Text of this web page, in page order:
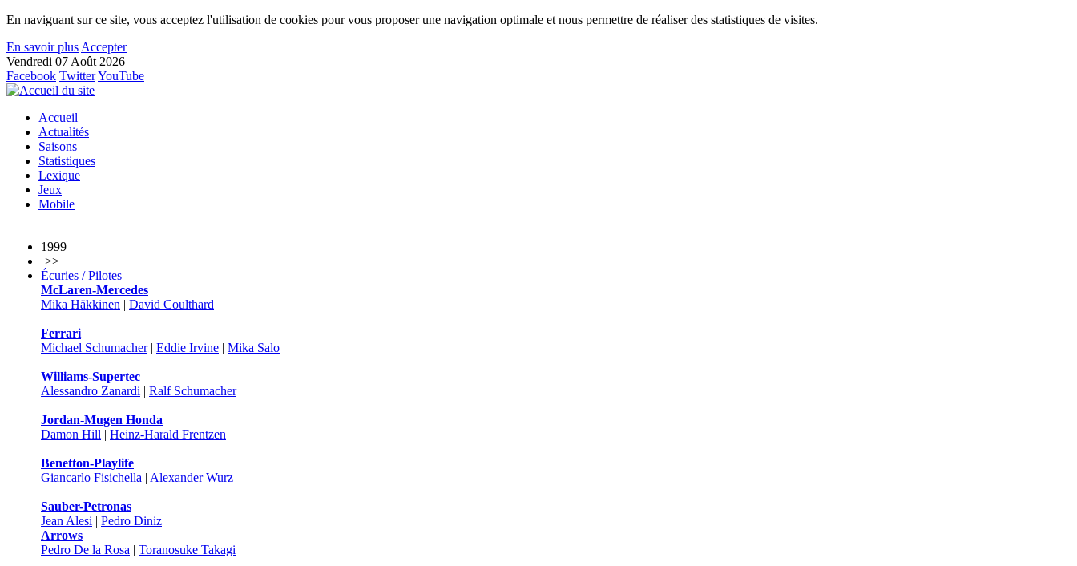
En naviguant sur ce site, vous acceptez l'utilisation de cookies pour vous proposer une navigation optimale et nous permettre de réaliser des statistiques de visites.
En savoir plus Accepter
Vendredi 07 Août 2026
Facebook TwitterYouTube
Accueil
Actualités
Saisons
Statistiques
Lexique
Jeux
Mobile
1999
>>
Écuries / Pilotes
McLaren-Mercedes
Mika Häkkinen | David Coulthard
Ferrari
Michael Schumacher| Eddie Irvine | Mika Salo
Williams-Supertec
Alessandro Zanardi | Ralf Schumacher
Jordan-Mugen Honda
Damon Hill | Heinz-Harald Frentzen
Benetton-Playlife
Giancarlo Fisichella | Alexander Wurz
Sauber-Petronas
Jean Alesi | Pedro Diniz
Arrows
Pedro De la Rosa | Toranosuke Takagi